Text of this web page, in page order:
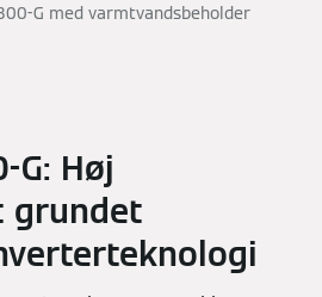
G med varmtvandsbeholder
G: Høj
grundet